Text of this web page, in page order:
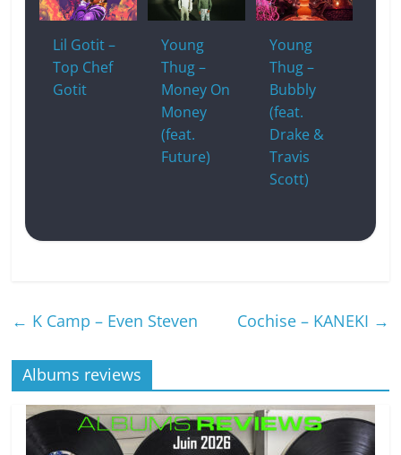
Lil Gotit –
Top Chef
Gotit
Young
Thug –
Money On
Money
(feat.
Future)
Young
Thug –
Bubbly
(feat.
Drake &
Travis
Scott)
← K Camp – Even Steven Cochise – KANEKI →
Albums reviews